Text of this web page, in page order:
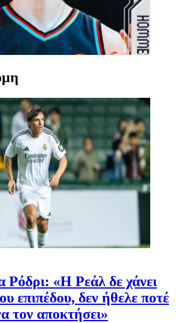
Ρόδρι: «Η Ρεάλ δε χάνει
επιπέδου, δεν ήθελε ποτέ
τον αποκτήσει»